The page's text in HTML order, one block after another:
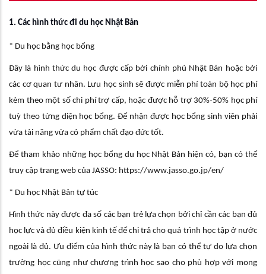
1. Các hình thức đi du học Nhật Bản
* Du học bằng học bổng
Đây là hình thức du học được cấp bởi chính phủ Nhật Bản hoặc bởi
các cơ quan tư nhân. Lưu học sinh sẽ được miễn phí toàn bộ học phí
kèm theo một số chi phí trợ cấp, hoặc được hỗ trợ 30%-50% học phí
tuỳ theo từng diện học bổng. Để nhận được học bổng sinh viên phải
vừa tài năng vừa có phẩm chất đạo đức tốt.
Để tham khảo những học bổng du học Nhật Bản hiện có, bạn có thể
truy cập trang web của JASSO: https://www.jasso.go.jp/en/
* Du học Nhật Bản tự túc
Hình thức này được đa số các bạn trẻ lựa chọn bởi chỉ cần các bạn đủ
học lực và đủ điều kiện kinh tế để chi trả cho quá trình học tập ở nước
ngoài là đủ. Ưu điểm của hình thức này là bạn có thể tự do lựa chọn
trường học cũng như chương trình học sao cho phù hợp với mong